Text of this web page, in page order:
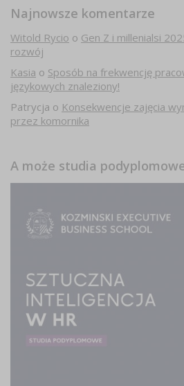
Najnowsze komentarze
Witold Rycio o Gen Z i millenialsi
rozwój
Kasia o Sposób na frekwencję
językowych znaleziony!
Patrycja o Konsekwencje zajęcia
przez komornika
A może studia